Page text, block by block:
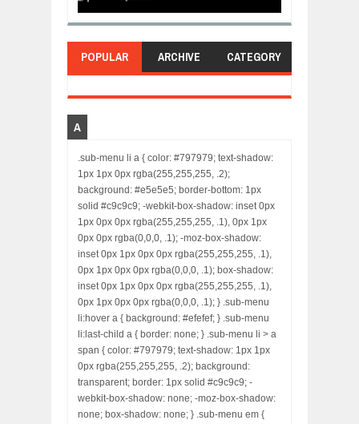
POPULAR ARCHIVE CATEGORY
A
.sub-menu li a { color: #797979; text-shadow:
1px 1px 0px rgba(255,255,255, .2);
background: #e5e5e5; border-bottom: 1px
solid #c9c9c9; -webkit-box-shadow: inset 0px
1px 0px 0px rgba(255,255,255, .1), 0px 1px
0px 0px rgba(0,0,0, .1); -moz-box-shadow:
inset 0px 1px 0px 0px rgba(255,255,255, .1),
0px 1px 0px 0px rgba(0,0,0, .1); box-shadow:
inset 0px 1px 0px 0px rgba(255,255,255, .1),
0px 1px 0px 0px rgba(0,0,0, .1); } .sub-menu
li:hover a { background: #efefef; } .sub-menu
li:last-child a { border: none; } .sub-menu li > a
span { color: #797979; text-shadow: 1px 1px
0px rgba(255,255,255, .2); background:
transparent; border: 1px solid #c9c9c9; -
webkit-box-shadow: none; -moz-box-shadow:
none; box-shadow: none; } .sub-menu em {